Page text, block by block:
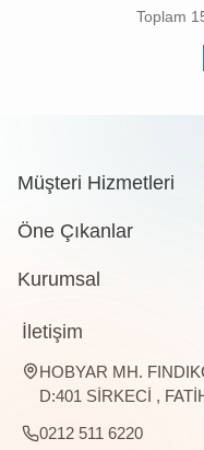
Toplam
Müşteri Hizmetleri
Öne Çıkanlar
Kurumsal
İletişim
HOBYAR MH.
D:401 SİRKECİ ,
0212 511 6220